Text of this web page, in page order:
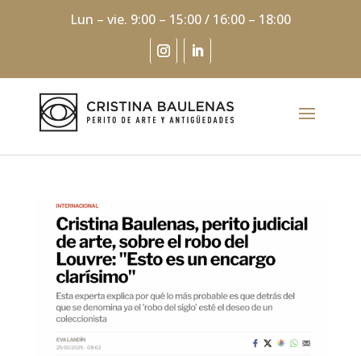
Lun – vie. 9:00 – 15:00 / 16:00 – 18:00